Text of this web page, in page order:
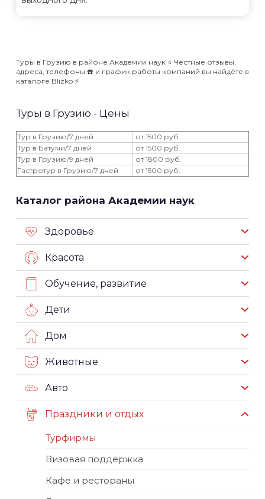
Туры в Грузию в районе Академии наук ⭐️ Честные отзывы,
адреса, телефоны ☎️ и график работы компаний вы найдёте в
каталоге Blizko ⚡️
Туры в Грузию - Цены
Тур в Грузию/7 дней
от 1500 руб.
Тур в Батуми/7 дней
от 1500 руб.
Тур в Грузию/9 дней
от 1800 руб.
Гастротур в Грузию/7 дней
от 1500 руб.
Каталог района Академии наук
Здоровье
Красота
Обучение, развитие
Дети
Дом
Животные
Авто
Праздники и отдых
Турфирмы
Визовая поддержка
Кафе и рестораны